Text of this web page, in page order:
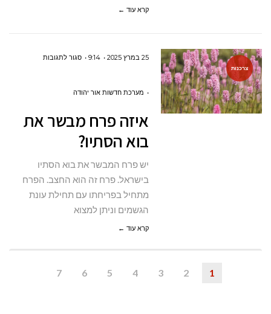
קרא עוד ←
צרכנות
25 במרץ 2025 9:14 סגור לתגובותעל
את
מערכת חדשות אור יהודה
איזה פרח מבשר את
בוא הסתיו?
יש פרח המבשר את בוא הסתיו
בישראל. פרח זה הוא החצב. הפרח
מתחיל בפריחתו עם תחילת עונת
הגשמים וניתן למצוא
קרא עוד ←
1
2
3
4
5
6
7